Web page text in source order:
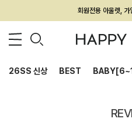
회원전용 아울렛,
멤버십 최대
26SS 신상 BEST